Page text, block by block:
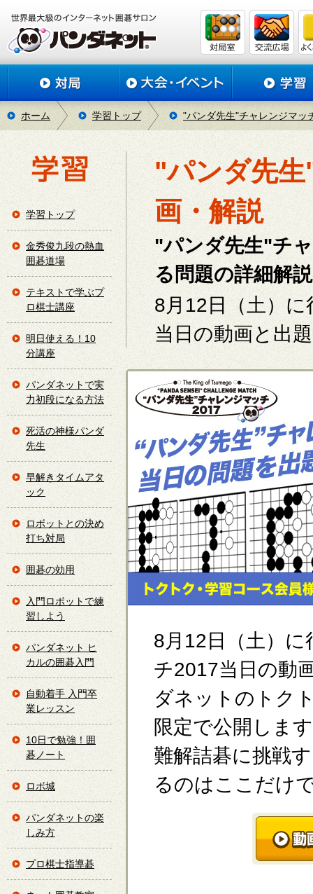
ホーム 学習トップ "パンダ先生"チャレンジマッ
"パンダ先
画・解説
"パンダ先生"チ
る問題の詳細解
8月12日（土）
当日の動画と出
8月12日（土）
チ2017当日の動
ダネットのトク
限定で公開しま
難解詰碁に挑戦
るのはここだけ
学習トップ
金秀俊九段の熱血
囲碁道場
テキストで学ぶプ
ロ棋士講座
明日使える！10
分講座
パンダネットで実
力初段になる方法
死活の神様パンダ
先生
早解きタイムアタ
ック
ロボットとの決め
打ち対局
囲碁の効用
入門ロボットで練
習しよう
パンダネット ヒ
カルの囲碁入門
自動着手 入門卒
業レッスン
10日で勉強！囲
碁ノート
ロボ城
パンダネットの楽
しみ方
プロ棋士指導碁